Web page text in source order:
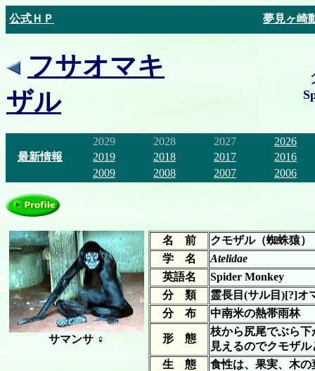
公式ＨＰ 夢見ヶ崎
フサオマキ
ザル
最新情報
2029 2028 2027
2026
2019
2018 2017
2016
2009
2008 2007 2006
サマンサ ♀
名 前
クモザル（蜘蛛猿）
学 名
Atelidae
英語名
Spider Monkey
分 類
霊長目(サル目)[?]オ
分 布
中南米の熱帯雨林
形 態
枝から尻尾でぶら
見えるのでクモザ
生 態
食性は、果実、木の